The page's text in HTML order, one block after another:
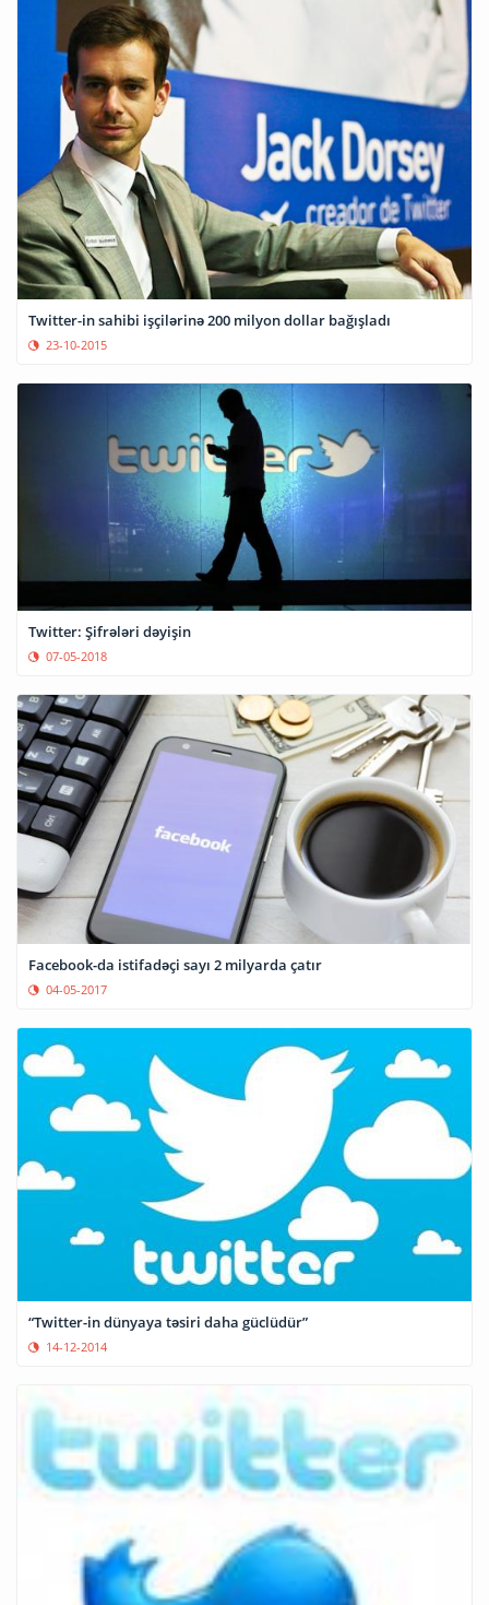
Twitter-in sahibi işçilərinə 200 milyon dollar bağışladı
23-10-2015
Twitter: Şifrələri dəyişin
07-05-2018
Facebook-da istifadəçi sayı 2 milyarda çatır
04-05-2017
“Twitter-in dünyaya təsiri daha güclüdür”
14-12-2014